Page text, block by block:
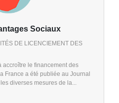
Sociaux
DE LICENCIEMENT DES
accroître le financement des
France a été publiée au Journal
diverses mesures de la...